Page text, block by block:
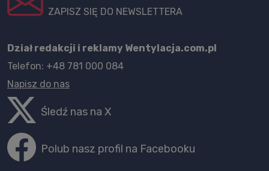
ZAPISZ SIĘ DO NEWSLETTERA
Dział redakcji i reklamy Wentylacja.com.pl
Telefon: +48 781 000 084
Napisz do nas
Śledź nas na X
Polub nasz profil na Facebooku